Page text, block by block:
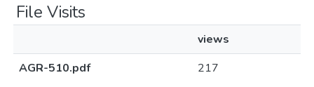
File Visits
views
AGR-510.pdf
217